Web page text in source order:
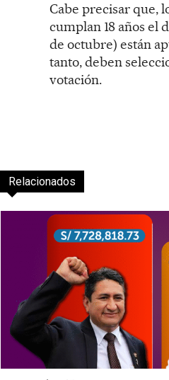
Cabe precisar que,
cumplan 18 años el
de octubre) están
tanto, deben
votación.
Relacionados